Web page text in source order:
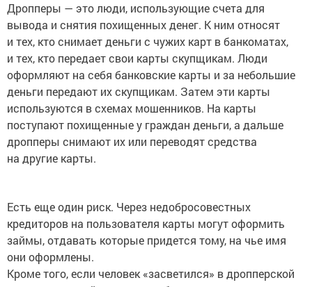
Дропперы — это люди, использующие счета для
вывода и снятия похищенных денег. К ним относят
и тех, кто снимает деньги с чужих карт в банкоматах,
и тех, кто передает свои карты скупщикам. Люди
оформляют на себя банковские карты и за небольшие
деньги передают их скупщикам. Затем эти карты
используются в схемах мошенников. На карты
поступают похищенные у граждан деньги, а дальше
дропперы снимают их или переводят средства
на другие карты.
Есть еще один риск. Через недобросовестных
кредиторов на пользователя карты могут оформить
займы, отдавать которые придется тому, на чье имя
они оформлены.
Кроме того, если человек «засветился» в дропперской